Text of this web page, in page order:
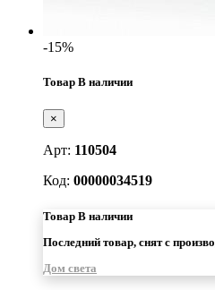
-15%
Товар В наличии
×
Арт: 110504
Код: 00000034519
Товар В наличии
Последний товар, снят с
Дом света